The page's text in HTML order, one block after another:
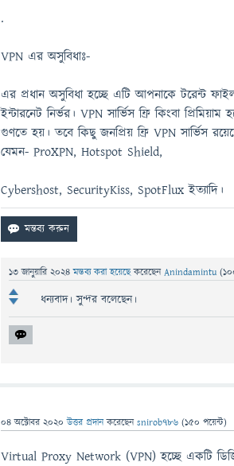
.
VPN এর অসুবিধাঃ-
এর প্রধান অসুবিধা হচ্ছে এটি আপনাকে টরেন্ট
ইন্টারনেট নির্ভর। VPN সার্ভিস ফ্রি কিংবা
গুণতে হয়। তবে কিছু জনপ্রিয় ফ্রি VPN সার্ভিস
যেমন- ProXPN, Hotspot Shield,
Cybershost, SecurityKiss, SpotFlux ইত্যাদি।
13 জানুয়ারি 2024 মন্তব্য করা হয়েছেকরেছেনAnindamintu (
ধন্যবাদ। সুন্দর বলেছেন।
04 অক্টোবর 2020 উত্তর প্রদান করেছেনsnirob786 (150 পয়েন্ট)
Virtual Proxy Network (VPN) হচ্ছে একটি